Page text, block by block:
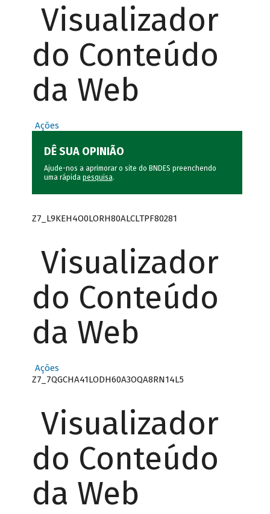
Visualizador
do Conteúdo
da Web
Ações
DÊ SUA OPINIÃO
Ajude-nos a aprimorar o site do BNDES preenchendo
uma rápida pesquisa.
Z7_L9KEH4O0LORH80ALCLTPF80281
Visualizador
do Conteúdo
da Web
Ações
Z7_7QGCHA41LODH60A3OQA8RN14L5
Visualizador
do Conteúdo
da Web